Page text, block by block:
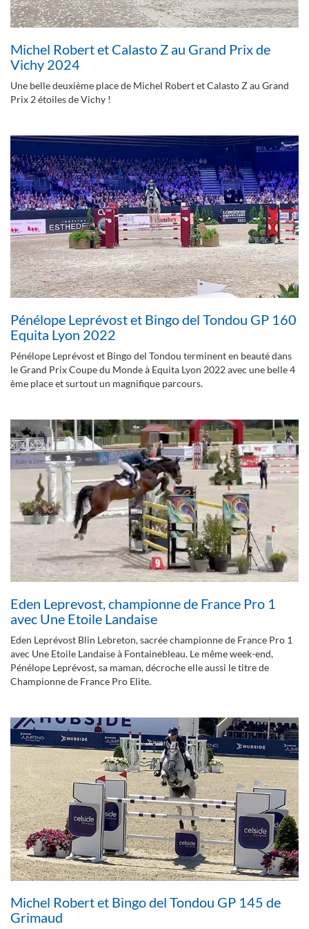
Michel Robert et Calasto Z au Grand Prix de
Vichy 2024
Une belle deuxième place de Michel Robert et Calasto Z au Grand
Prix 2 étoiles de Vichy !
Pénélope Leprévost et Bingo del Tondou GP 160
Equita Lyon 2022
Pénélope Leprévost et Bingo del Tondou terminent en beauté dans
le Grand Prix Coupe du Monde à Equita Lyon 2022 avec une belle 4
ème place et surtout un magnifique parcours.
Eden Leprevost, championne de France Pro 1
avec Une Etoile Landaise
Eden Leprévost Blin Lebreton, sacrée championne de France Pro 1
avec Une Etoile Landaise à Fontainebleau. Le même week-end,
Pénélope Leprévost, sa maman, décroche elle aussi le titre de
Championne de France Pro Elite.
Michel Robert et Bingo del Tondou GP 145 de
Grimaud